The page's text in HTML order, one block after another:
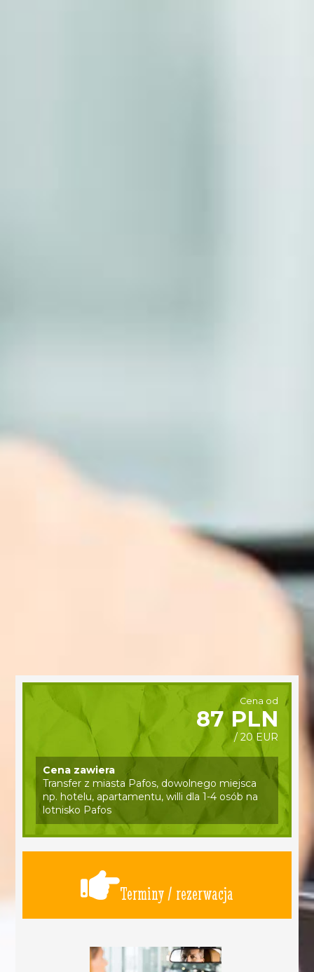
Cena od
87 PLN
/ 20 EUR
Cena zawiera
Transfer z miasta Pafos, dowolnego miejsca
np. hotelu, apartamentu, willi dla 1-4 osób na
lotnisko Pafos
Terminy / rezerwacja